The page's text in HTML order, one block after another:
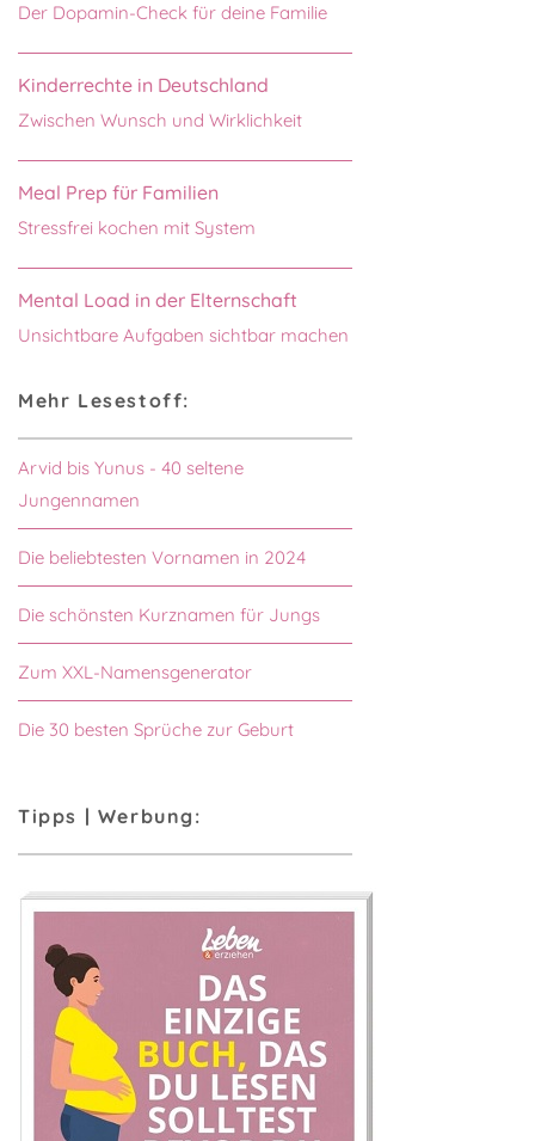
Der Dopamin-Check für deine Familie
Kinderrechte in Deutschland
Zwischen Wunsch und Wirklichkeit
Meal Prep für Familien
Stressfrei kochen mit System
Mental Load in der Elternschaft
Unsichtbare Aufgaben sichtbar machen
Mehr Lesestoff:
Arvid bis Yunus - 40 seltene
Jungennamen
Die beliebtesten Vornamen in 2024
Die schönsten Kurznamen für Jungs
Zum XXL-Namensgenerator
Die 30 besten Sprüche zur Geburt
Tipps | Werbung: